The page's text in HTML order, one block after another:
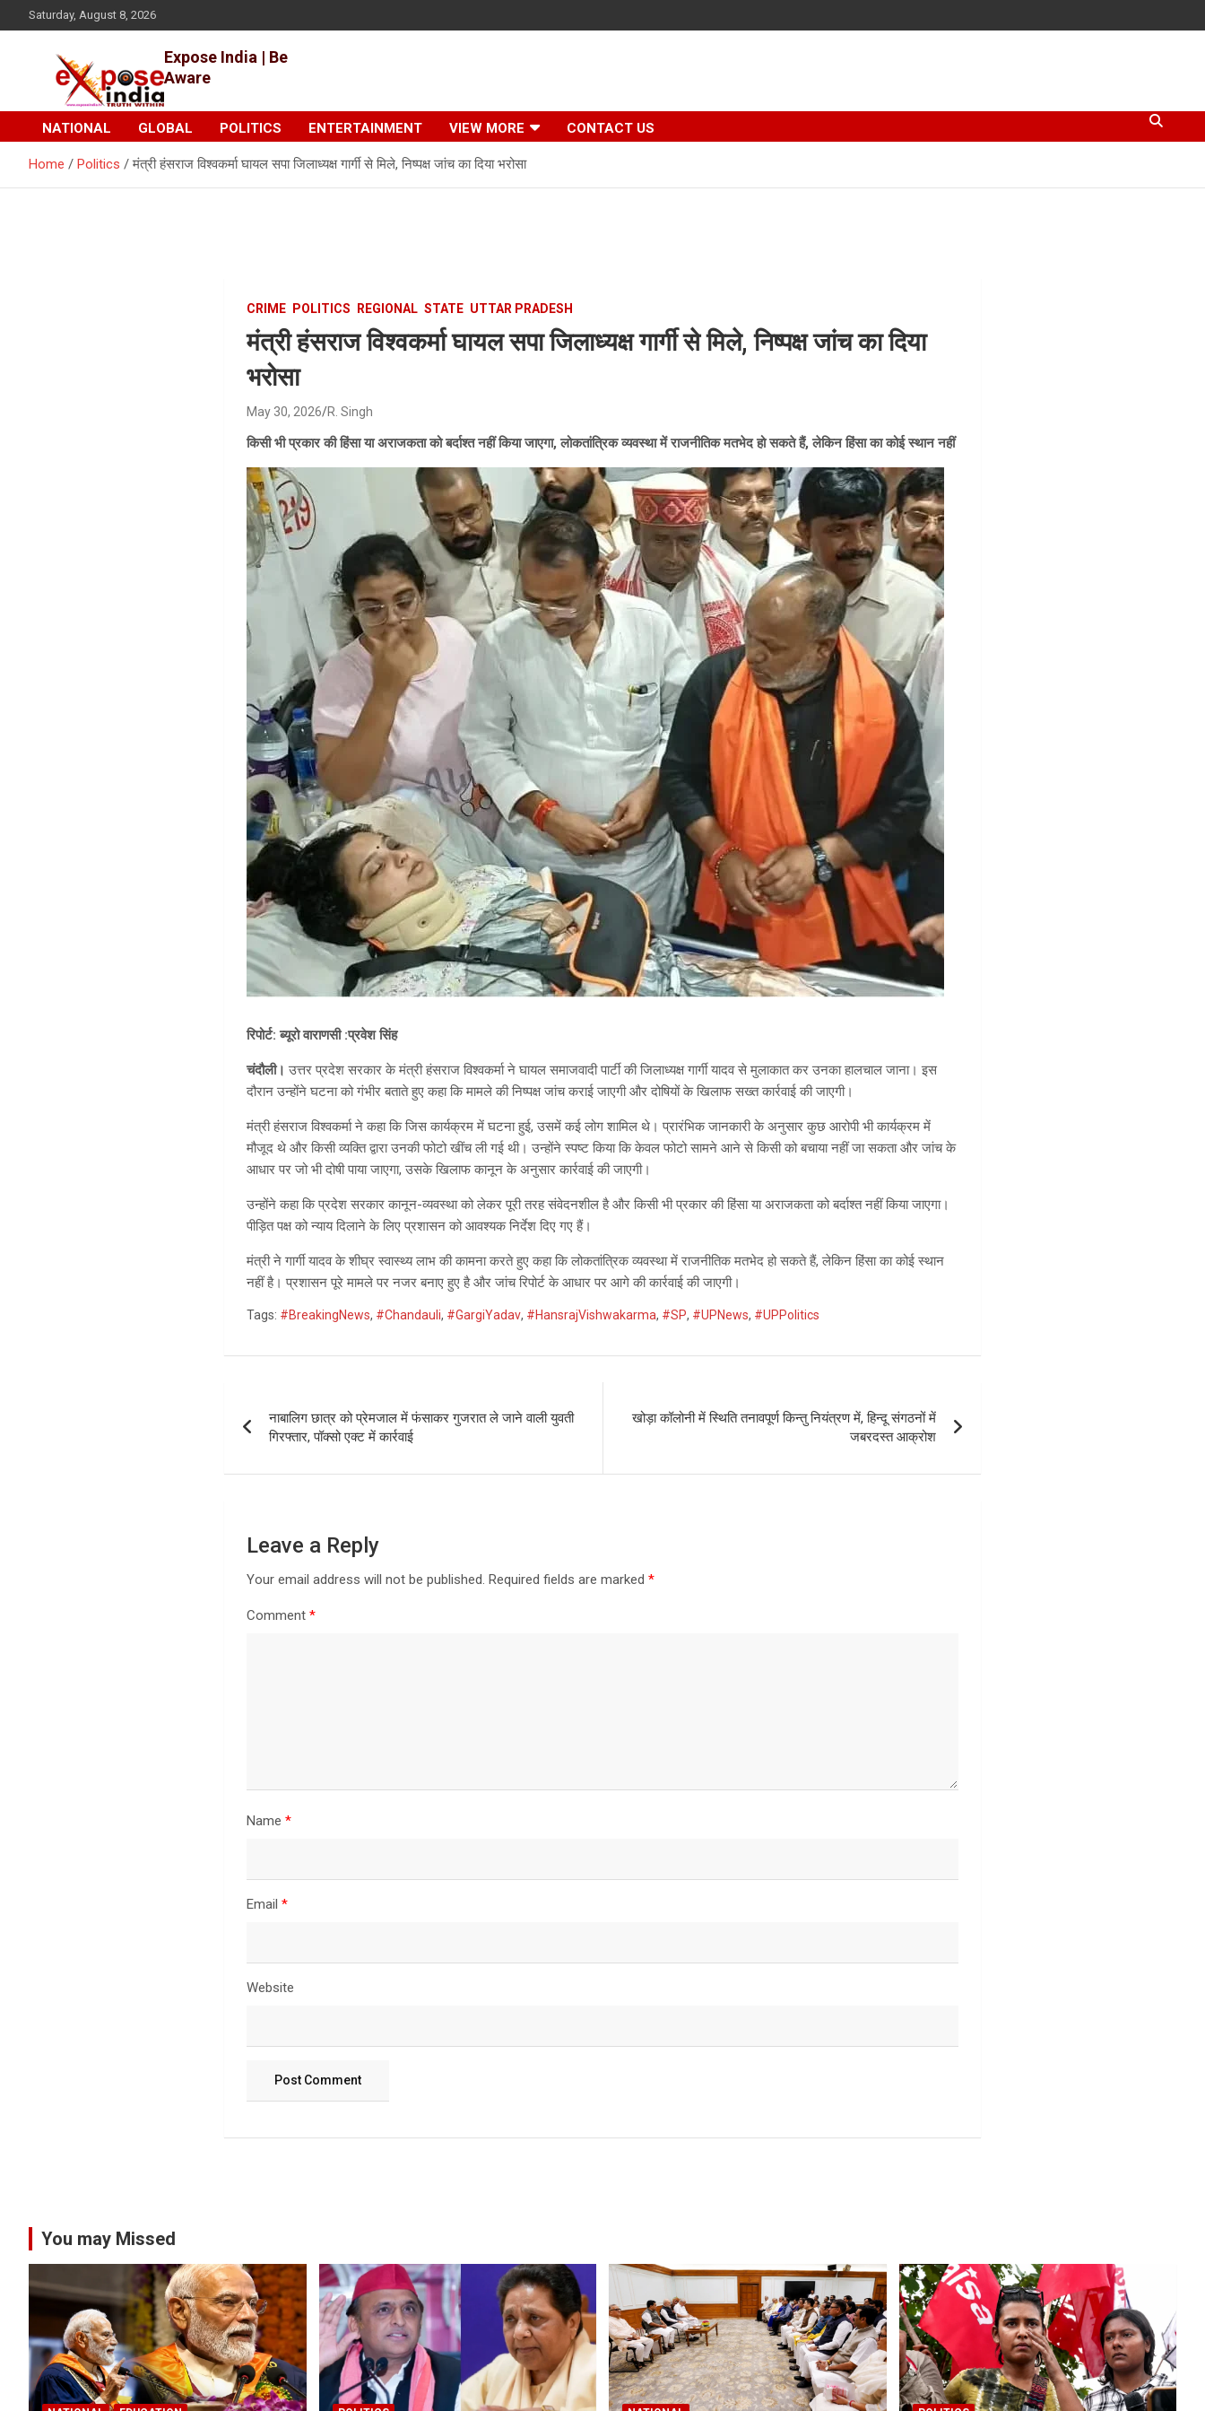
to
Saturday, August 8, 2026
Expose India | Be
Aware
NATIONAL GLOBAL POLITICS ENTERTAINMENT VIEW MORE CONTACT US
Home Politics मंत्री हंसराज विश्वकर्मा घायल सपा जिलाध्यक्ष गार्गी से मिले, निष्पक्ष जांच का दिया भरोसा
CRIME POLITICS REGIONAL STATE UTTAR PRADESH
मंत्री हंसराज विश्वकर्मा घायल सपा जिलाध्यक्ष गार्गी से मिले, निष्पक्ष जांच का दिया
भरोसा
May 30, 2026 R. Singh
किसी भी प्रकार की हिंसा या अराजकता को बर्दाश्त नहीं किया जाएगा, लोकतांत्रिक व्यवस्था में राजनीतिक मतभेद हो सकते हैं, लेकिन हिंसा का कोई स्थान नहीं
रिपोर्ट: ब्यूरो वाराणसी :प्रवेश सिंह
चंदौली। उत्तर प्रदेश सरकार के मंत्री हंसराज विश्वकर्मा ने घायल समाजवादी पार्टी की जिलाध्यक्ष गार्गी यादव से मुलाकात कर उनका हालचाल जाना। इस
दौरान उन्होंने घटना को गंभीर बताते हुए कहा कि मामले की निष्पक्ष जांच कराई जाएगी और दोषियों के खिलाफ सख्त कार्रवाई की जाएगी।
मंत्री हंसराज विश्वकर्मा ने कहा कि जिस कार्यक्रम में घटना हुई, उसमें कई लोग शामिल थे। प्रारंभिक जानकारी के अनुसार कुछ आरोपी भी कार्यक्रम में
मौजूद थे और किसी व्यक्ति द्वारा उनकी फोटो खींच ली गई थी। उन्होंने स्पष्ट किया कि केवल फोटो सामने आने से किसी को बचाया नहीं जा सकता और जांच के
आधार पर जो भी दोषी पाया जाएगा, उसके खिलाफ कानून के अनुसार कार्रवाई की जाएगी।
उन्होंने कहा कि प्रदेश सरकार कानून-व्यवस्था को लेकर पूरी तरह संवेदनशील है और किसी भी प्रकार की हिंसा या अराजकता को बर्दाश्त नहीं किया जाएगा।
पीड़ित पक्ष को न्याय दिलाने के लिए प्रशासन को आवश्यक निर्देश दिए गए हैं।
मंत्री ने गार्गी यादव के शीघ्र स्वास्थ्य लाभ की कामना करते हुए कहा कि लोकतांत्रिक व्यवस्था में राजनीतिक मतभेद हो सकते हैं, लेकिन हिंसा का कोई स्थान
नहीं है। प्रशासन पूरे मामले पर नजर बनाए हुए है और जांच रिपोर्ट के आधार पर आगे की कार्रवाई की जाएगी।
Tags: #BreakingNews, #Chandauli, #GargiYadav, #HansrajVishwakarma, #SP, #UPNews, #UPPolitics
navigation
नाबालिग छात्र को प्रेमजाल में फंसाकर गुजरात ले जाने वाली युवती
गिरफ्तार, पॉक्सो एक्ट में कार्रवाई
खोड़ा कॉलोनी में स्थिति तनावपूर्ण किन्तु नियंत्रण में, हिन्दू संगठनों में
जबरदस्त आक्रोश
Leave a Reply
Your email address will not be published. Required fields are marked*
Comment*
Name*
Email*
Website
You may Missed